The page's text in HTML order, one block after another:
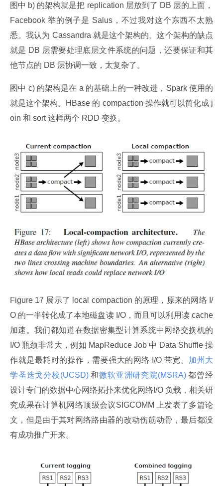
图中 b) 的架构就是把 replication 层放到了 DB 层的上面，
Facebook 举的例子是 Salus，不过我对这个东西不太熟
悉。我认为 Cassandra 就是这个架构的。这个架构的缺点
就是 DB 层需要处理底层文件系统的问题，还要保证和其
他节点的 DB 层协调一致，太复杂了。
图中 c) 的架构是在 a 的基础上的一种改进，Spark 使用的
就是这个架构。HBase 的 compaction 操作就可以简化成 j
oin 和 sort 这样两个 RDD 变换。
Figure 17 展示了 local compaction 的原理，原来的网络 I/
O 的一半转化成了本地磁盘读 I/O，而且可以利用读 cache
加速。我们都知道在数据密集型计算系统中网络交换机的
I/O 瓶颈非常大，例如 MapReduce Job 中 Data Shuffle 操
作就是最耗时的操作，需要强大的网络 I/O 带宽。 加州大
学圣迭戈分校(UCSD) 和微软亚洲研究院(MSRA) 都曾经
设计专门的数据中心网络拓扑来优化网络I/O 负载，相关研
究成果在计算机网络顶级会议SIGCOMM 上发表了多篇论
文，但是由于其对网络路由器的改动伤筋动骨，最后都没
有成功推广开来。